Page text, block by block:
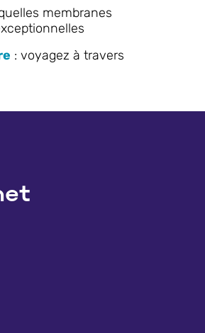
membranes
: voyagez à travers